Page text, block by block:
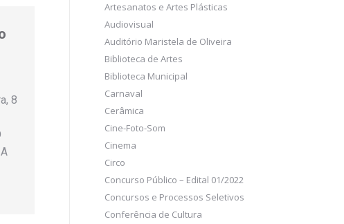
8
Artesanatos e Artes Plásticas
Audiovisual
Auditório Maristela de Oliveira
Biblioteca de Artes
Biblioteca Municipal
Carnaval
Cerâmica
Cine-Foto-Som
Cinema
Circo
Concurso Público – Edital 01/2022
Concursos e Processos Seletivos
Conferência de Cultura